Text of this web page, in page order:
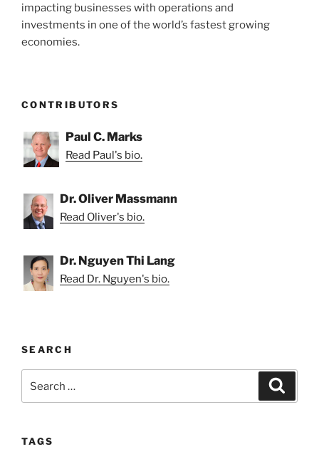
impacting businesses with operations and
investments in one of the world’s fastest growing
economies.
CONTRIBUTORS
Paul C. Marks
Read Paul's bio.
Dr. Oliver Massmann
Read Oliver's bio.
Dr. Nguyen Thi Lang
Read Dr. Nguyen's bio.
SEARCH
for:
TAGS